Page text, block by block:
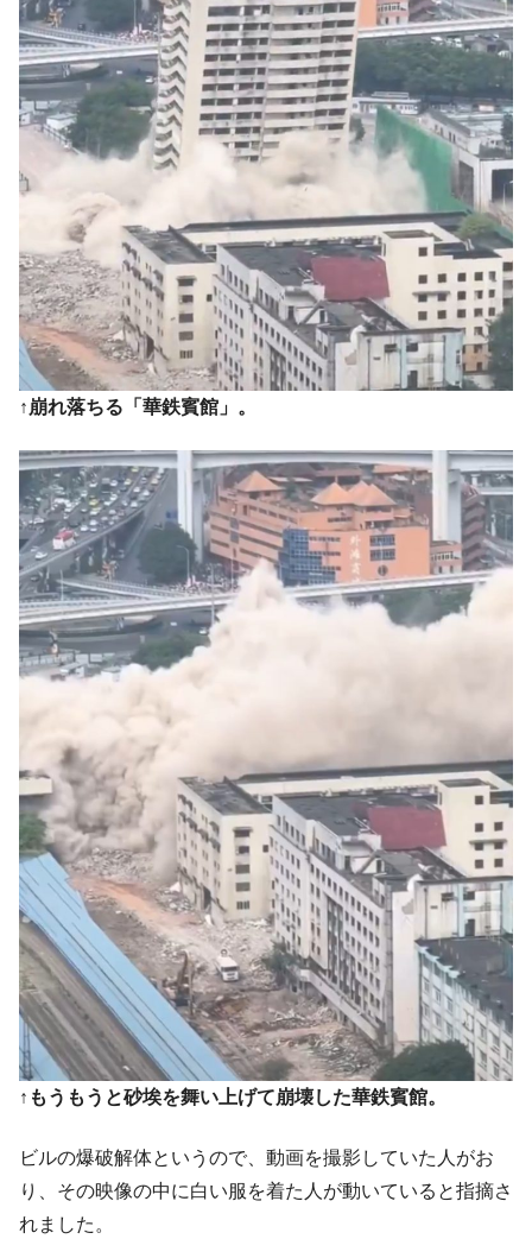
『Money1』
韓国ボンクラ政策室長･金容範、株価暴落に
他人事のような発言。
『Money1』
韓国半導体『SKハイニックス』2026年2Qの
業績「史上最高益」当期純利益は前年同期比13.4倍に。
『Money1』
韓国･加徳島新国際空港「またも暗礁」の危
機 ⇒ 10.7兆では損が出るからできない。
『Money1』
【速報】韓国株式市場の暴落・本日07月29
日(水)もサイドカー・サーキットブレイカーの二段コンボ
発動！
『Money1』
IT産業は人を雇用する効果は低い。全産業の
半分未満しか雇用を生まない
Fact1
日本の誇る海洋資源調査船『白嶺』は先進技術の
塊！
Fact1
夏の甲子園、優勝校を最も多く輩出している都道
府県とは？
Fact1 今話題の「楽天ライオンズ」とは？
Fact1 奇跡の毛色「白毛馬」とは？
Fact1
全て勝つといくら？ 競馬GI競走で勝利騎手がもら
える賞金とは？
Fact1 平成仮面ライダーの意外すぎるモチーフとは？
なスーパーリーグとは？
Fact1
日本人マスターズ挑戦の歴史。松山以前に最高位
だった選手とは？
Fact1
甲子園通算本塁打、最多の清原に次いで多く打っ
ている意外な選手とは？
Fact1 セレクトセールの高額取引馬が稼いだ金額とは？
↑崩れ落ちる「華鉄賓館」。
↑もうもうと砂埃を舞い上げて崩壊した華鉄賓館。
ビルの爆破解体というので、動画を撮影していた人がお
り、その映像の中に白い服を着た人が動いていると指摘さ
れました。